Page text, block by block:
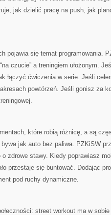
jak dzielić pracę na push, jak
pojawia się temat programowania.
czucie” a treningiem ułożonym.
łączyć ćwiczenia w serie. Jeśli
powtórzeń. Jeśli gonisz za
które robią różnicę, a są
jak auto bez paliwa. PZKiSW
o zdrowe stawy. Kiedy poprawiasz
przestaje się buntować. Dodając
pod ruchy dynamiczne.
street workout ma w